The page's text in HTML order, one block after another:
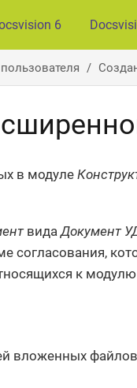
6
в модуле
видаДокумент
согласования,
к модулю
вложенных